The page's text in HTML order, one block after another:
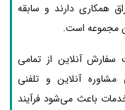
همکاری دارند و سابقه
مجموعه است.
آنلاین از تمامی
مشاوره آنلاین و تلفنی
خدمات باعث می‌شود فرآیند